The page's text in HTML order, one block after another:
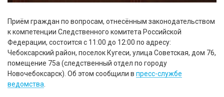
Приём граждан по вопросам, отнесённым законодательством
к компетенции Следственного комитета Российской
Федерации, состоится с 11:00 до 12:00 по адресу:
Чебоксарский район, поселок Кугеси, улица Советская, дом 76,
помещение 75а (следственный отдел по городу
Новочебоксарск). Об этом сообщили в пресс-службе
ведомства